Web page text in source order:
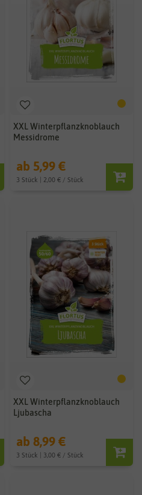
XXL Winterpflanzknoblauch
Messidrome
ab 5,99 €
3 Stück | 2,00 € / Stück
XXL Winterpflanzknoblauch
Ljubascha
ab 8,99 €
3 Stück | 3,00 € / Stück